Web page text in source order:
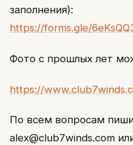
заполнения):
https://forms.gle/
Фото с прошлых лет
https://
По всем вопросам
alex@club7winds.com